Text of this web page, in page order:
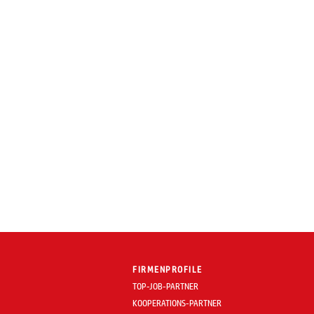
FIRMENPROFILE
TOP-JOB-PARTNER
KOOPERATIONS-PARTNER